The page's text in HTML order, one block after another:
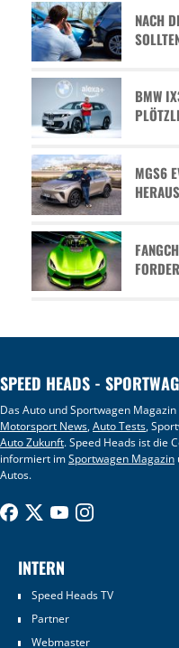
NACH
BMW
MGS6
SPEED HEADS -
Das Auto und Sportwagen
Motorsport News,Auto Tests,
Auto Zukunft. Speed Heads ist die
informiert imSportwagen Magazin
Autos.
INTERN
Speed Heads TV
Partner
Webmaster